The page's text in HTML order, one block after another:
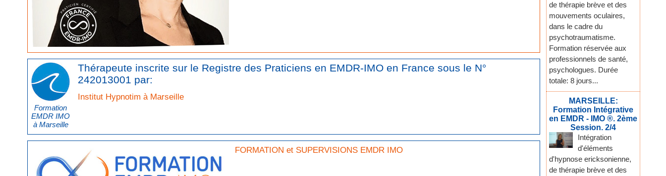
Formation
EMDR IMO
à Marseille
Thérapeute inscrite sur le Registre des Praticiens en EMDR-IMO en France sous le N°
242013001 par:
Institut Hypnotim à Marseille
FORMATION et SUPERVISIONS EMDR IMO
de thérapie brève et des
mouvements oculaires,
dans le cadre du
psychotraumatisme.
Formation réservée aux
professionnels de santé,
psychologues. Durée
totale: 8 jours...
MARSEILLE:
Formation Intégrative
en EMDR - IMO ®. 2ème
Session. 2/4
Intégration
d'éléments
d'hypnose ericksonienne,
de thérapie brève et des